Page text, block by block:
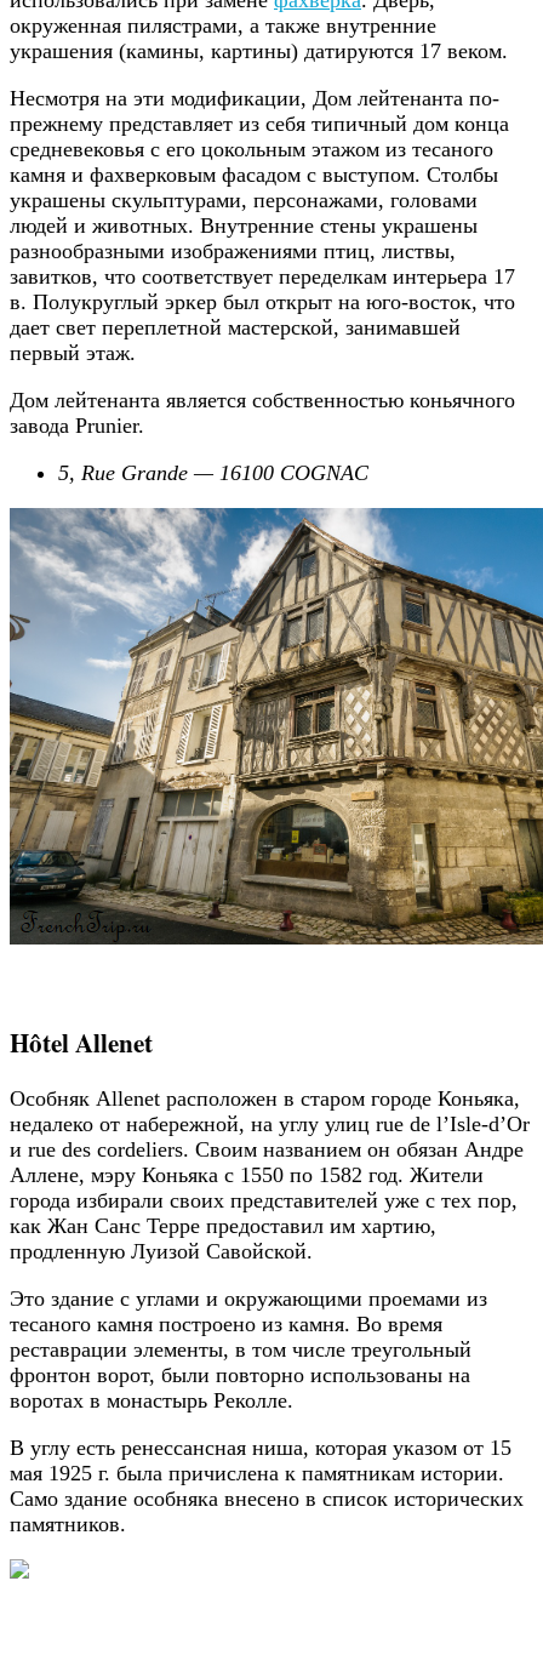
окруженная пилястрами, а также внутренние
украшения (камины, картины) датируются 17 веком.
Несмотря на эти модификации, Дом лейтенанта по-
прежнему представляет из себя типичный дом конца
средневековья с его цокольным этажом из тесаного
камня и фахверковым фасадом с выступом. Столбы
украшены скульптурами, персонажами, головами
людей и животных. Внутренние стены украшены
разнообразными изображениями птиц, листвы,
завитков, что соответствует переделкам интерьера 17
в. Полукруглый эркер был открыт на юго-восток, что
дает свет переплетной мастерской, занимавшей
первый этаж.
Дом лейтенанта является собственностью коньячного
завода Prunier.
5, Rue Grande — 16100 COGNAC
Hôtel Allenet
Особняк Allenet расположен в старом городе Коньяка,
недалеко от набережной, на углу улиц rue de l’Isle-d’Or
и rue des cordeliers. Своим названием он обязан Андре
Аллене, мэру Коньяка с 1550 по 1582 год. Жители
города избирали своих представителей уже с тех пор,
как Жан Санс Терре предоставил им хартию,
продленную Луизой Савойской.
Это здание с углами и окружающими проемами из
тесаного камня построено из камня. Во время
реставрации элементы, в том числе треугольный
фронтон ворот, были повторно использованы на
воротах в монастырь Реколле.
В углу есть ренессансная ниша, которая указом от 15
мая 1925 г. была причислена к памятникам истории.
Само здание особняка внесено в список исторических
памятников.